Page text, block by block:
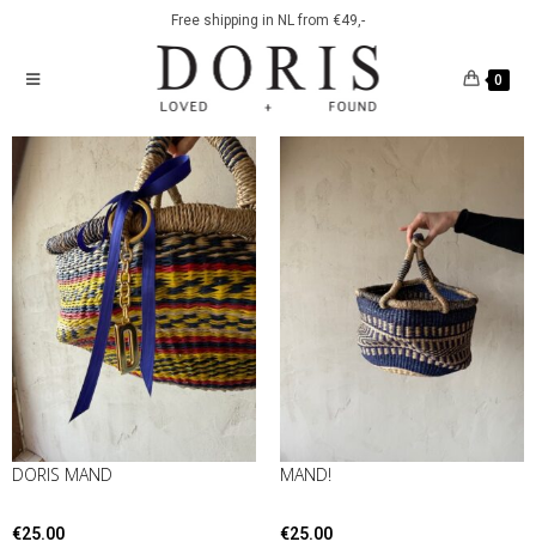
Free shipping in NL from €49,-
0
DORIS MAND
€25.00
MAND!
€25.00